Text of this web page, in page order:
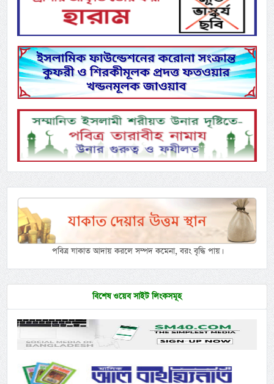
পবিত্র যাকাত আদায় করলে সম্পদ কমেনা, বরং বৃদ্ধি পায়।
বিশেষ ওয়েব সাইট লিংকসমূহ